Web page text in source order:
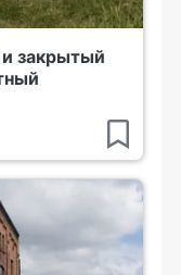
закрытый